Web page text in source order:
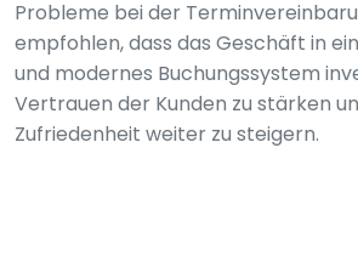
Probleme bei der
empfohlen, dass das Geschäft in
und modernes Buchungssystem
Vertrauen der Kunden zu stärken
Zufriedenheit weiter zu steigern.